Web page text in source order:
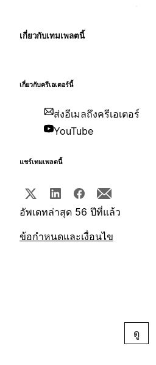
เกี่ยวกับเทมเพลตนี้
เกี่ยวกับครีเอเตอร์นี้
ส่งอีเมลถึงครีเอเตอร์
YouTube
แชร์เทมเพลตนี้
อัพเดทล่าสุด 56 ปีที่แล้ว
ข้อกำหนดและเงื่อนไข
ดู